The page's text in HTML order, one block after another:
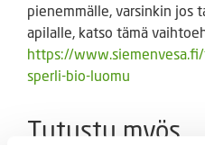
pienemmälle, varsinkin jos
apilalle, katso tämä
https://
sperli-bio-luomu
Tutustu myös